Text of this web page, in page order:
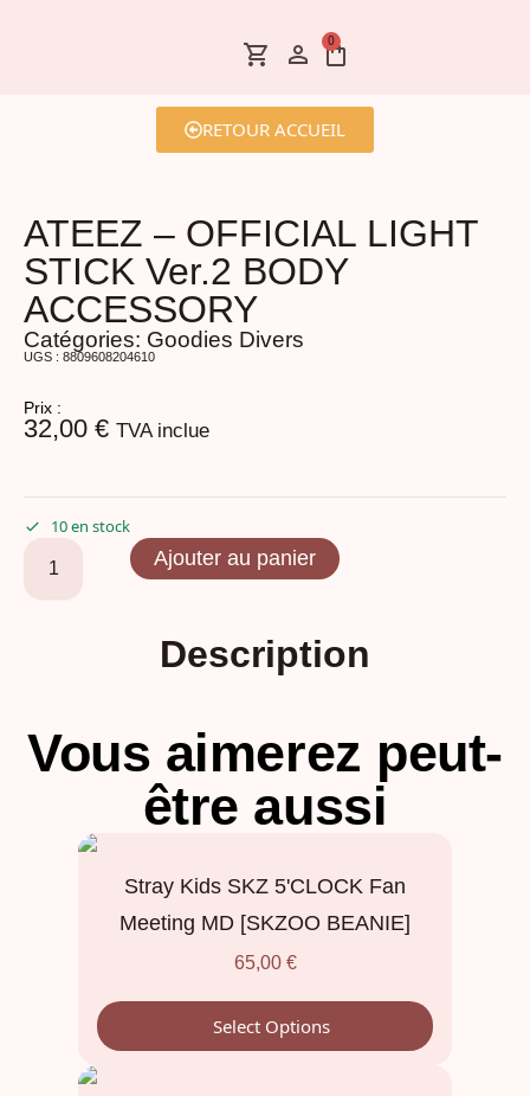
0
RETOUR ACCUEIL
ATEEZ – OFFICIAL LIGHT
STICK Ver.2 BODY
ACCESSORY
Catégories: Goodies Divers
UGS : 8809608204610
Prix :
32,00 € TVA inclue
10 en stock
Ajouter au panier
Description
Vous aimerez peut-
être aussi
Stray Kids SKZ 5'CLOCK Fan
Meeting MD [SKZOO BEANIE]
65,00 €
Select Options